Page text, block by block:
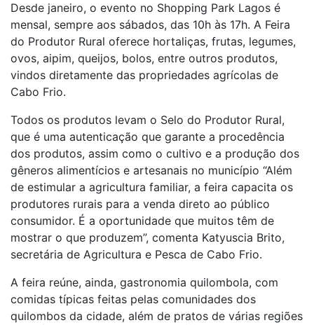
Desde janeiro, o evento no Shopping Park Lagos é
mensal, sempre aos sábados, das 10h às 17h. A Feira
do Produtor Rural oferece hortaliças, frutas, legumes,
ovos, aipim, queijos, bolos, entre outros produtos,
vindos diretamente das propriedades agrícolas de
Cabo Frio.
Todos os produtos levam o Selo do Produtor Rural,
que é uma autenticação que garante a procedência
dos produtos, assim como o cultivo e a produção dos
gêneros alimentícios e artesanais no município “Além
de estimular a agricultura familiar, a feira capacita os
produtores rurais para a venda direto ao público
consumidor. É a oportunidade que muitos têm de
mostrar o que produzem”, comenta Katyuscia Brito,
secretária de Agricultura e Pesca de Cabo Frio.
A feira reúne, ainda, gastronomia quilombola, com
comidas típicas feitas pelas comunidades dos
quilombos da cidade, além de pratos de várias regiões